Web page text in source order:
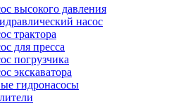
высокого давления
насос
трактора
для пресса
погрузчика
экскаватора
гидронасосы